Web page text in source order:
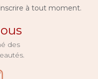
à tout moment.
des